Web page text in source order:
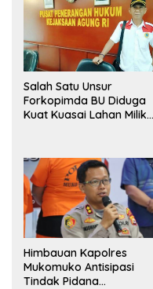
Salah Satu Unsur
Forkopimda BU Diduga
Kuat Kuasai Lahan Milik
Himbauan Kapolres
Mukomuko Antisipasi
Tindak Pidana